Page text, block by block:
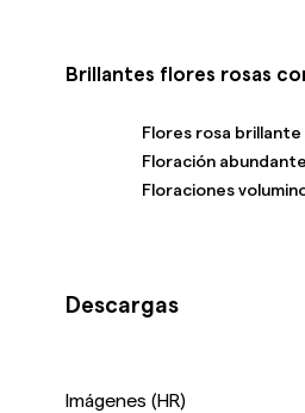
Brillantes flores rosas
Flores rosa brillante
Floración abundante
Floraciones
Descargas
Imágenes (HR)